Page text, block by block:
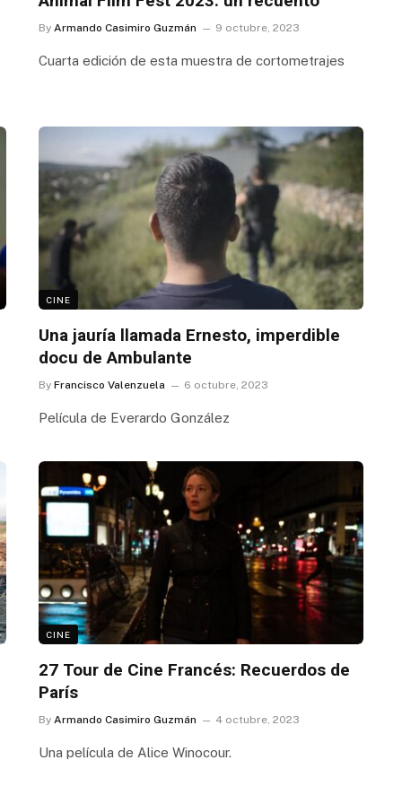
By Armando Casimiro Guzmán 9 octubre, 2023
Cuarta edición de esta muestra de cortometrajes
CINE
Una jauría llamada Ernesto, imperdible
docu de Ambulante
By Francisco Valenzuela 6 octubre, 2023
Película de Everardo González
CINE
27 Tour de Cine Francés: Recuerdos de
París
By Armando Casimiro Guzmán 4 octubre, 2023
Una película de Alice Winocour.